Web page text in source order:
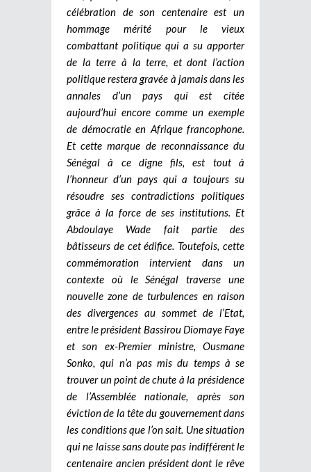
célébration de son centenaire est un
hommage mérité pour le vieux
combattant politique qui a su apporter
de la terre à la terre, et dont l’action
politique restera gravée à jamais dans les
annales d’un pays qui est citée
aujourd’hui encore comme un exemple
de démocratie en Afrique francophone.
Et cette marque de reconnaissance du
Sénégal à ce digne fils, est tout à
l’honneur d’un pays qui a toujours su
résoudre ses contradictions politiques
grâce à la force de ses institutions. Et
Abdoulaye Wade fait partie des
bâtisseurs de cet édifice. Toutefois, cette
commémoration intervient dans un
contexte où le Sénégal traverse une
nouvelle zone de turbulences en raison
des divergences au sommet de l’Etat,
entre le président Bassirou Diomaye Faye
et son ex-Premier ministre, Ousmane
Sonko, qui n’a pas mis du temps à se
trouver un point de chute à la présidence
de l’Assemblée nationale, après son
éviction de la tête du gouvernement dans
les conditions que l’on sait. Une situation
qui ne laisse sans doute pas indifférent le
centenaire ancien président dont le rêve